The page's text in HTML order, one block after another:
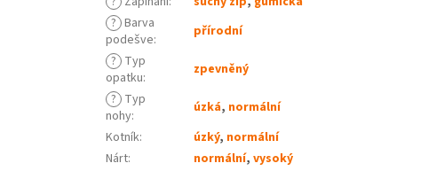
? Barva
podešve:
přírodní
? Typ
opatku:
zpevněný
? Typ
nohy: úzká, normální
Kotník: úzký, normální
Nárt: normální,vysoký